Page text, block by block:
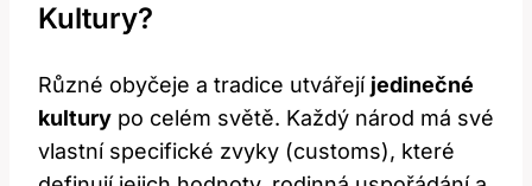
Kultury?
Různé obyčeje a tradice utvářejí jedinečné
kultury po celém světě. Každý národ má své
vlastní specifické zvyky (customs), které